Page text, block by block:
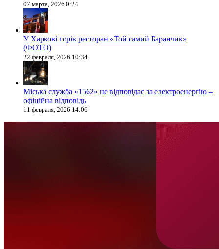
07 марта, 2026 0:24
У Харкові горів ресторан «Той самий Баранчик»
(ФОТО)
22 февраля, 2026 10:34
Міська служба «1562» не відповідає за електроенергію –
офіційна відповідь
11 февраля, 2026 14:06